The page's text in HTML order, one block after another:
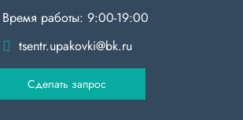
Время работы: 9:00-19:00
tsentr.upakovki@bk.ru
Сделать запрос